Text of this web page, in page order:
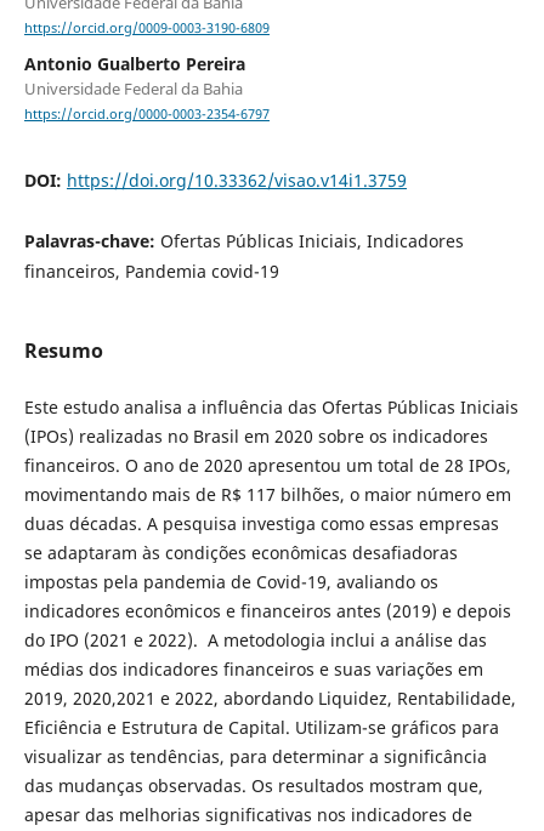
https://orcid.org/0009-0003-3190-6809
Antonio Gualberto Pereira
Universidade Federal da Bahia
https://orcid.org/0000-0003-2354-6797
DOI: https://doi.org/10.33362/visao.v14i1.3759
Palavras-chave: Ofertas Públicas Iniciais, Indicadores
financeiros, Pandemia covid-19
Resumo
Este estudo analisa a influência das Ofertas Públicas Iniciais
(IPOs) realizadas no Brasil em 2020 sobre os indicadores
financeiros. O ano de 2020 apresentou um total de 28 IPOs,
movimentando mais de R$ 117 bilhões, o maior número em
duas décadas. A pesquisa investiga como essas empresas
se adaptaram às condições econômicas desafiadoras
impostas pela pandemia de Covid-19, avaliando os
indicadores econômicos e financeiros antes (2019) e depois
do IPO (2021 e 2022). A metodologia inclui a análise das
médias dos indicadores financeiros e suas variações em
2019, 2020,2021 e 2022, abordando Liquidez, Rentabilidade,
Eficiência e Estrutura de Capital. Utilizam-se gráficos para
visualizar as tendências, para determinar a significância
das mudanças observadas. Os resultados mostram que,
apesar das melhorias significativas nos indicadores de